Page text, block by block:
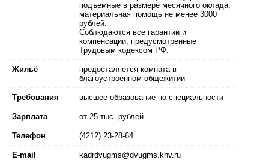
подъемные в размере месячного оклада,
материальная помощь не менее 3000
рублей.
Соблюдаются все гарантии и
компенсации, предусмотренные
Трудовым кодексом РФ.
Жильё
предосталяется комната в
благоустроенном общежитии
Требования высшее образование по специальности
Зарплата от 25 тыс. рублей
Телефон (4212) 23-28-64
E-mail kadrdvugms@dvugms.khv.ru